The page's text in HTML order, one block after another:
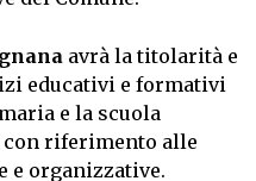
avrà la titolarità e
educativi e formativi
e la scuola
riferimento alle
e organizzative.